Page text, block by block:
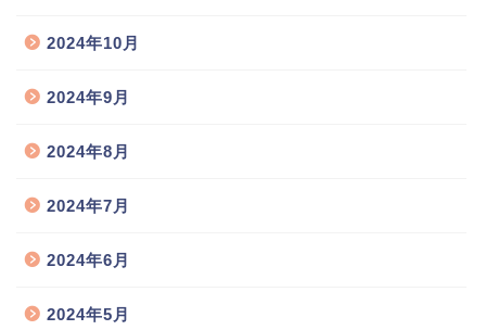
2024年10月
2024年9月
2024年8月
2024年7月
2024年6月
2024年5月